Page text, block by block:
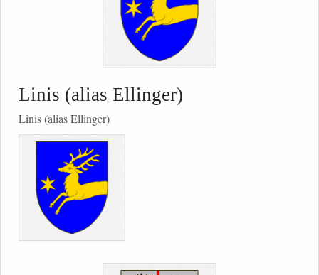
Linis (alias Ellinger)
Linis (alias Ellinger)